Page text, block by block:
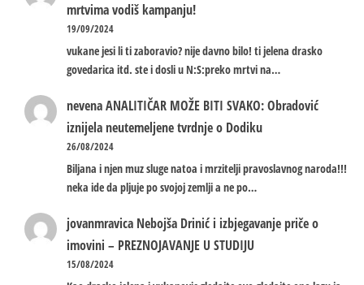
mrtvima vodiš kampanju!
19/09/2024
vukane jesi li ti zaboravio? nije davno bilo! ti jelena drasko
govedarica itd. ste i dosli u N:S:preko mrtvi na…
nevenaANALITIČAR MOŽE BITI SVAKO: Obradović
iznijela neutemeljene tvrdnje o Dodiku
26/08/2024
Biljana i njen muz sluge natoa i mrzitelji pravoslavnog naroda!!!
neka ide da pljuje po svojoj zemlji a ne po…
jovanmravica Nebojša Drinić i izbjegavanje priče o
imovini – PREZNOJAVANJE U STUDIJU
15/08/2024